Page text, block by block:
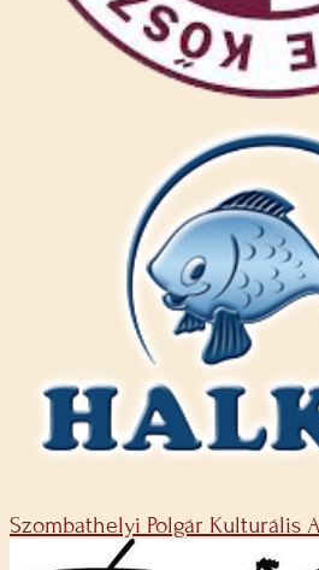
Szombathelyi Polgár Kulturális